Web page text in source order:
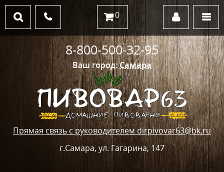
Ваш город:Самара
Прямая связь с руководителем dirpivovar63@bk.ru
г.Самара, ул. Гагарина, 147
8-800-500-32-95
0